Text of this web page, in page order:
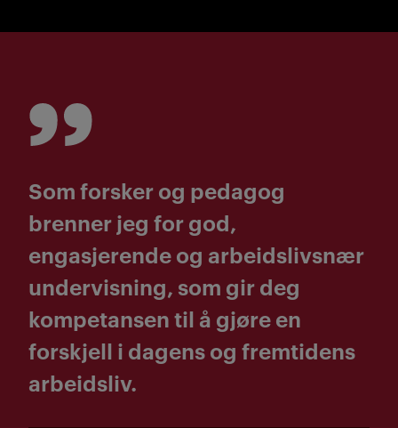
Som forsker og pedagog
brenner jeg for god,
engasjerende og arbeidslivsnær
undervisning, som gir deg
kompetansen til å gjøre en
forskjell i dagens og fremtidens
arbeidsliv.